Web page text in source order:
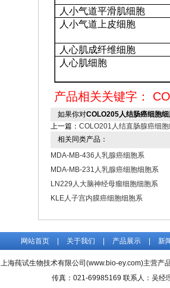
人小气道平滑肌细胞
人小气道上皮细胞
人心肌成纤维细胞
人心肌细胞
产品相关关键字：
如果你对COLO205人结肠癌细胞
上一篇： COLO201人结直肠腺癌细
相关同类产品：
MDA-MB-436人乳腺癌细胞系
MDA-MB-231人乳腺癌细胞细胞系
LN229人大脑神经母瘤细胞细胞系
KLE人子宫内膜癌细胞细胞系
网站首页 关于我们 产品展示 新
上海莼试生物技术有限公司(www.bio-ey.com)主营产
传真：021-69985169 联系人：吴经